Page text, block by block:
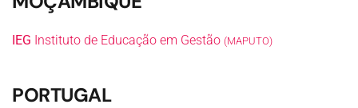
IEG Instituto de Educação em Gestão (MAPUTO)
PORTUGAL